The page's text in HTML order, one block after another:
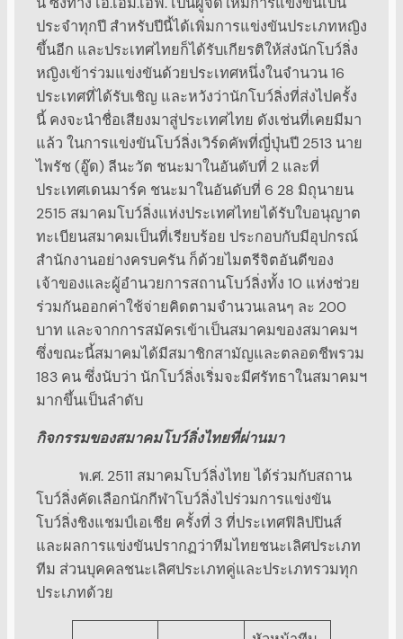
ประจำทุกปี สำหรับปีนี้ได้เพิ่มการแข่งขันประเภทหญิง
ขึ้นอีก และประเทศไทยก็ได้รับเกียรติให้ส่งนักโบว์ลิ่ง
หญิงเข้าร่วมแข่งขันด้วยประเทศหนึ่งในจำนวน 16
ประเทศที่ได้รับเชิญ และหวังว่านักโบว์ลิ่งที่ส่งไปครั้ง
นี้ คงจะนำชื่อเสียงมาสู่ประเทศไทย ดังเช่นที่เคยมีมา
แล้ว ในการแข่งขันโบว์ลิ่งเวิร์ดคัพที่ญี่ปุ่นปี 2513 นาย
ไพรัช (อู๊ด) ลีนะวัต ชนะมาในอันดับที่ 2 และที่
ประเทศเดนมาร์ค ชนะมาในอันดับที่ 6 28 มิถุนายน
2515 สมาคมโบว์ลิ่งแห่งประเทศไทยได้รับใบอนุญาต
ทะเบียนสมาคมเป็นที่เรียบร้อย ประกอบกับมีอุปกรณ์
สำนักงานอย่างครบครัน ก็ด้วยไมตรีจิตอันดีของ
เจ้าของและผู้อำนวยการสถานโบว์ลิ่งทั้ง 10 แห่งช่วย
ร่วมกันออกค่าใช้จ่ายคิดตามจำนวนเลนๆ ละ 200
บาท และจากการสมัครเข้าเป็นสมาคมของสมาคมฯ
ซึ่งขณะนี้สมาคมได้มีสมาชิกสามัญและตลอดชีพรวม
183 คน ซึ่งนับว่า นักโบว์ลิ่งเริ่มจะมีศรัทธาในสมาคมฯ
มากขึ้นเป็นลำดับ
กิจกรรมของสมาคมโบว์ลิ่งไทยที่ผ่านมา
พ.ศ. 2511 สมาคมโบว์ลิ่งไทย ได้ร่วมกับสถาน
โบว์ลิ่งคัดเลือกนักกีฬาโบว์ลิ่งไปร่วมการแข่งขัน
โบว์ลิ่งชิงแชมป์เอเชีย ครั้งที่ 3 ที่ประเทศฟิลิปปินส์
และผลการแข่งขันปรากฏว่าทีมไทยชนะเลิศประเภท
ทีม ส่วนบุคคลชนะเลิศประเภทคู่และประเภทรวมทุก
ประเภทด้วย